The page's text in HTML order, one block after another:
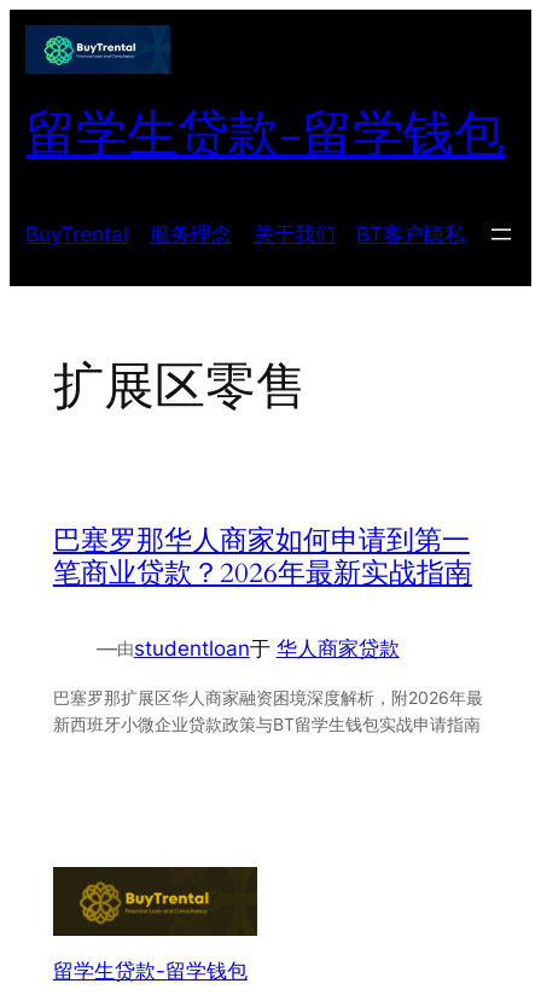
跳
留学生贷款-留学钱包
BuyTrental 服务理念 关于我们 BT客户隐私
扩展区零售
巴塞罗那华人商家如何申请到第一
笔商业贷款？2026年最新实战指南
—由studentloan于 华人商家贷款
巴塞罗那扩展区华人商家融资困境深度解析，附2026年最
新西班牙小微企业贷款政策与BT留学生钱包实战申请指南
留学生贷款-留学钱包